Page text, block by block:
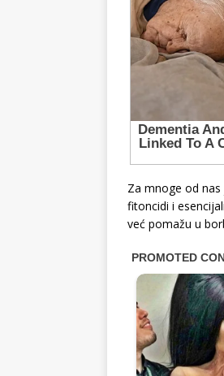
Za mnoge od
fitoncidi i
već pomažu u